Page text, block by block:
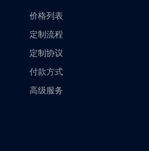
价格列表
定制流程
定制协议
付款方式
高级服务